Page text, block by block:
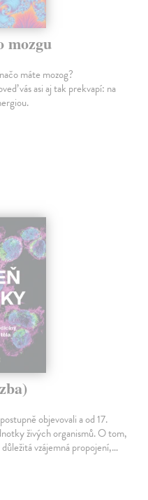
mozgu
máte mozog?
vás asi aj tak prekvapí: na
objevovali a od 17.
živých organismů. O tom,
vzájemná propojení,…